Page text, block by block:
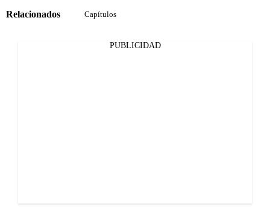
Relacionados Capítulos
PUBLICIDAD